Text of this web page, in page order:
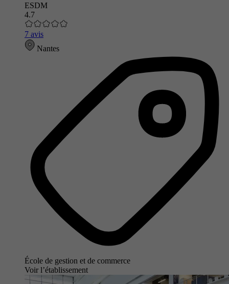
ESDM
4.7
7 avis
Nantes
École de gestion et de commerce
Voir l’établissement